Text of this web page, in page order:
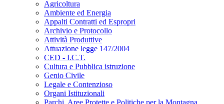
Agricoltura
Ambiente ed Energia
Appalti Contratti ed Espropri
Archivio e Protocollo
Attività Produttive
Attuazione legge 147/2004
CED - I.C.T.
Cultura e Pubblica istruzione
Genio Civile
Legale e Contenzioso
Organi Istituzionali
Parchi, Aree Protette e Politiche per la Montagna